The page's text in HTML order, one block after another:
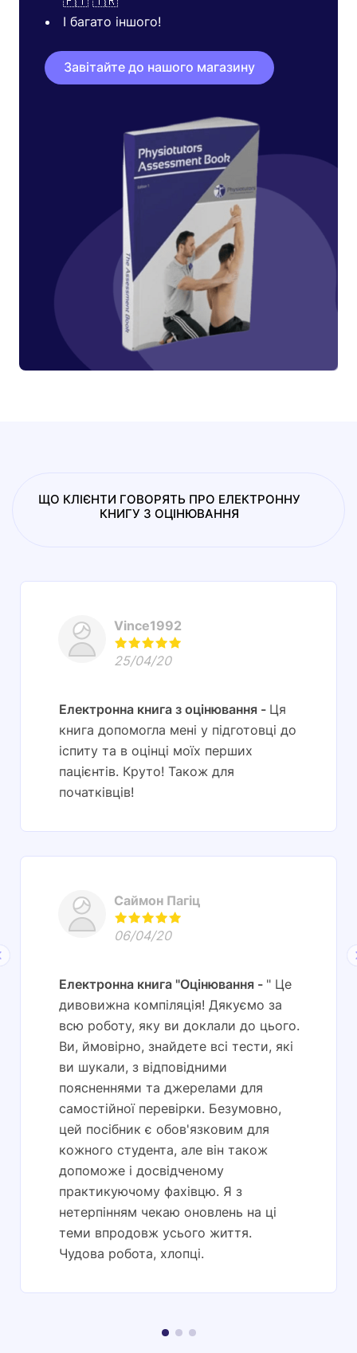
І багато іншого!
Завітайте до нашого магазину
ЩО КЛІЄНТИ ГОВОРЯТЬ ПРО ЕЛЕКТРОННУ
КНИГУ З ОЦІНЮВАННЯ
Vince1992
25/04/20
Електронна книга з оцінювання
Ця
книга допомогла мені у підготовці до
іспиту та в оцінці моїх перших
пацієнтів. Круто! Також для
початківців!
Саймон Пагіц
06/04/20
Електронна книга "Оцінювання
" Це
дивовижна компіляція! Дякуємо за
всю роботу, яку ви доклали до цього.
Ви, ймовірно, знайдете всі тести, які
ви шукали, з відповідними
поясненнями та джерелами для
самостійної перевірки. Безумовно,
цей посібник є обов'язковим для
кожного студента, але він також
допоможе і досвідченому
практикуючому фахівцю. Я з
нетерпінням чекаю оновлень на ці
теми впродовж усього життя.
Чудова робота, хлопці.